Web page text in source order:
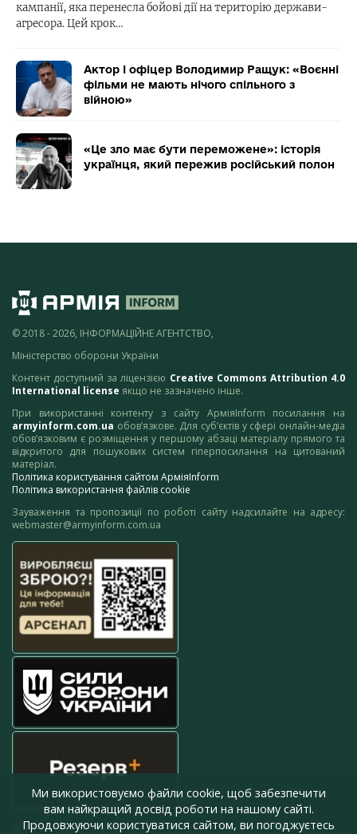
кампанії, яка перенесла бойові дії на територію держави-
агресора. Цей крок…
Актор і офіцер Володимир Ращук: «Воєнні
фільми не мають нічого спільного з
війною»
«Це зло має бути переможене»: історія
українця, який пережив російський полон
© 2018 - 2026, ІНФОРМАЦІЙНЕ АГЕНТСТВО,
Міністерство оборони України
Контент доступний за ліцензією Creative Commons Attribution 4.0
International license якщо не зазначено інше.
При використанні контенту з сайту АрміяInform посилання на
armyinform.com.ua обов’язкове. Для суб’єктів у сфері онлайн-медіа
обов’язковим є розміщення у першому абзаці матеріалу прямого та
відкритого для пошукових систем гіперпосилання на цитований
матеріал.
Політика користування сайтом АрміяInform
Політика використання файлів cookie
Зауваження та пропозиції по роботі сайту надсилайте на адресу:
webmaster@armyinform.com.ua
press@armyinform.com.ua
Ми використовуємо файли cookie, щоб забезпечити
вам найкращий досвід роботи на нашому сайті.
Продовжуючи користуватися сайтом, ви погоджуєтесь